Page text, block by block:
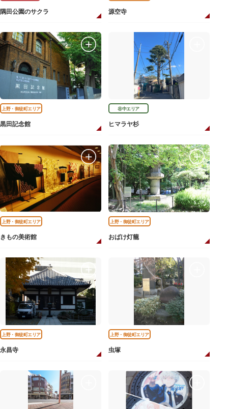
隅田公園のサクラ 源空寺
上野・御徒町エリア
黒田記念館
谷中エリア
ヒマラヤ杉
上野・御徒町エリア
きもの美術館
上野・御徒町エリア
おばけ灯籠
上野・御徒町エリア
永昌寺
上野・御徒町エリア
虫塚